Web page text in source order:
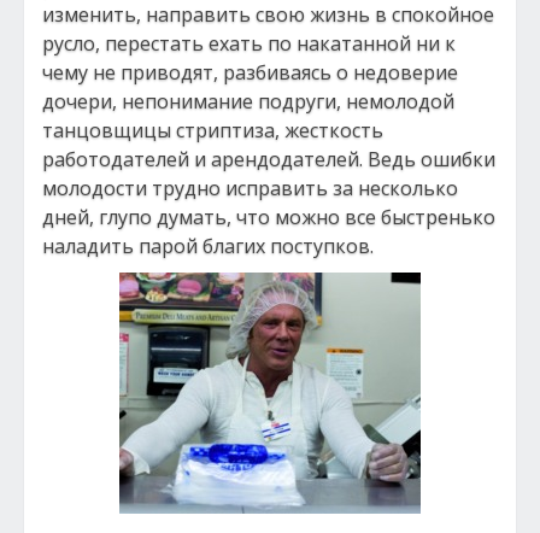
изменить, направить свою жизнь в спокойное
русло, перестать ехать по накатанной ни к
чему не приводят, разбиваясь о недоверие
дочери, непонимание подруги, немолодой
танцовщицы стриптиза, жесткость
работодателей и арендодателей. Ведь ошибки
молодости трудно исправить за несколько
дней, глупо думать, что можно все быстренько
наладить парой благих поступков.